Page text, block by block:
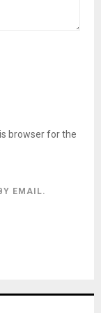
browser for the
EMAIL.